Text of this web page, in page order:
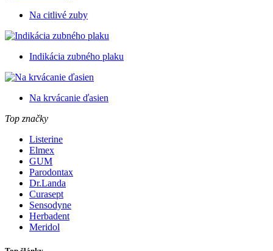
Na citlivé zuby
Indikácia zubného plaku
Na krvácanie ďasien
Top značky
Listerine
Elmex
GUM
Parodontax
Dr.Landa
Curasept
Sensodyne
Herbadent
Meridol